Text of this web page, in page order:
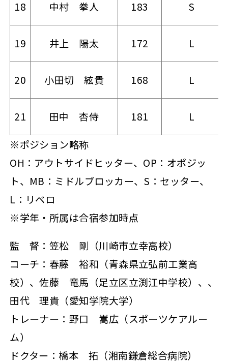
18 中村 拳人 183 S
19 井上 陽太 172 L
20 小田切 絃貴 168 L
21 田中 杏侍 181
L
※ポジション略称
OH：アウトサイドヒッター、OP：オポジッ
ト、MB：ミドルブロッカー、S：セッター、
L：リベロ
※学年・所属は合宿参加時点
監 督：笠松 剛（川崎市立幸高校）
コーチ：春藤 裕和（青森県立弘前工業高
校）、佐藤 竜馬（足立区立渕江中学校）、、
田代 理貴（愛知学院大学）
トレーナー：野口 嵩広（スポーツケアルー
ム）
ドクター：橋本 拓（湘南鎌倉総合病院）